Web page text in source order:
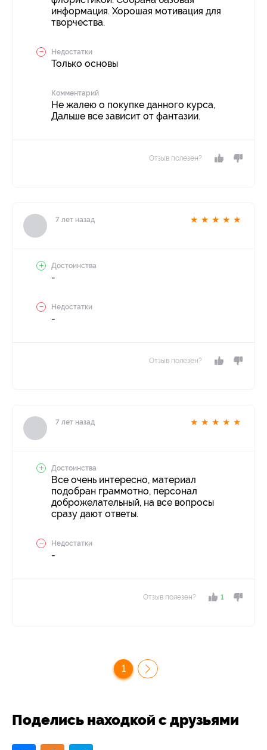
информация. Хорошая мотивация для
творчества.
Недостатки
Только основы
Комментарий
Не жалею о покупке данного курса,
Дальше все зависит от фантазии.
Отзыв полезен?
7 лет назад ★ ★ ★ ★ ★
Достоинства
-
Недостатки
-
Отзыв полезен?
7 лет назад ★ ★ ★ ★ ★
Достоинства
Все очень интересно, материал
подобран граммотно, персонал
доброжелательный, на все вопросы
сразу дают ответы.
Недостатки
-
Отзыв полезен? 1
1
Поделись находкой с друзьями